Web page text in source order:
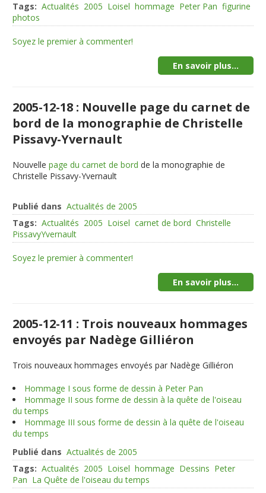
Tags: Actualités 2005 Loisel hommage Peter Pan figurine
photos
Soyez le premier à commenter!
En savoir plus...
2005-12-18 : Nouvelle page du carnet de
bord de la monographie de Christelle
Pissavy-Yvernault
Nouvellepage du carnet de bord de la monographie de
Christelle Pissavy-Yvernault
Publié dans Actualités de 2005
Tags: Actualités 2005 Loisel carnet de bord Christelle
PissavyYvernault
Soyez le premier à commenter!
En savoir plus...
2005-12-11 : Trois nouveaux hommages
envoyés par Nadège Gilliéron
Trois nouveaux hommages envoyés par Nadège Gilliéron
Hommage I sous forme de dessin à Peter Pan
Hommage II sous forme de dessin à la quête de l'oiseau
du temps
Hommage III sous forme de dessin à la quête de l'oiseau
du temps
Publié dans Actualités de 2005
Tags: Actualités 2005 Loisel hommage Dessins Peter
Pan La Quête de l'oiseau du temps